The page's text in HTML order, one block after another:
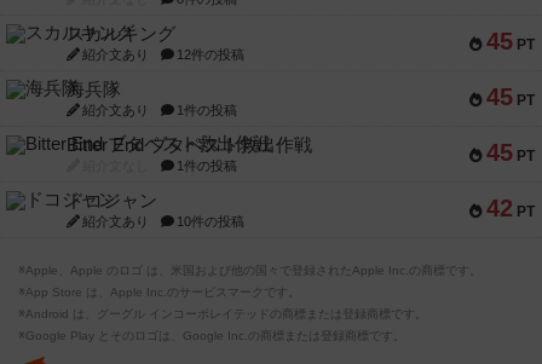
45 PT
スカルキング
紹介文あり 12件の投稿
45 PT
海兵隊
紹介文あり 1件の投稿
45 PT
Bitter End ブタペスト救出作戦
1件の投稿
42 PT
ドコジャン
紹介文あり 10件の投稿
※Apple、Apple のロゴ は、米国および他の国々で登録されたApple Inc.の商標です。
※App Store は、Apple Inc.のサービスマークです。
※Android は、グーグル インコーポレイテッドの商標または登録商標です。
※Google Play とそのロゴは、Google Inc.の商標または登録商標です。